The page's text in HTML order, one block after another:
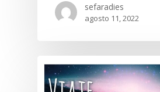
sefaradies
agosto 11, 2022